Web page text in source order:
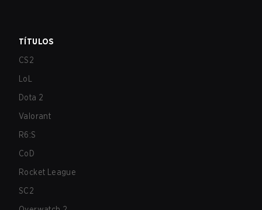
TÍTULOS
CS2
LoL
Dota 2
Valorant
R6:S
CoD
Rocket League
SC2